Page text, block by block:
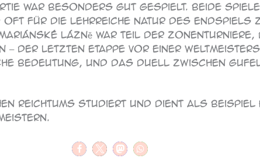
war besonders gut gespielt. Beide
oft für die lehrreiche Natur des Endspiels
Lázně war Teil der
– der letzten Etappe vor einer
Bedeutung, und das Duell zwischen
Reichtums studiert und dient als